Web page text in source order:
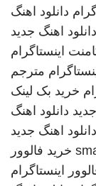
دانلود اهنگ
دانلود اهنگ جدید
اینستاگرام
مترجم
خرید بک لینک
دانلود اهنگ
دانلود اهنگ جدید
خرید فالوور
اینستاگرام